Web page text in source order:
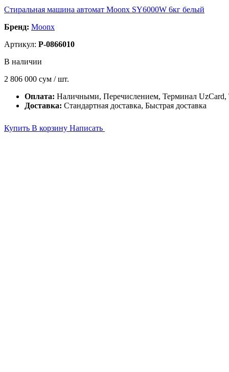
Стиральная машина автомат Moonx SY6000W 6кг белый
Бренд: Moonx
Артикул: P-0866010
В наличии
2 806 000 сум / шт.
Оплата: Наличными, Перечислением, Терминал
Доставка: Стандартная доставка, Быстрая доставка
Купить В корзину Написать